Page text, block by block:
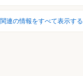
関連の情報をすべて表示する